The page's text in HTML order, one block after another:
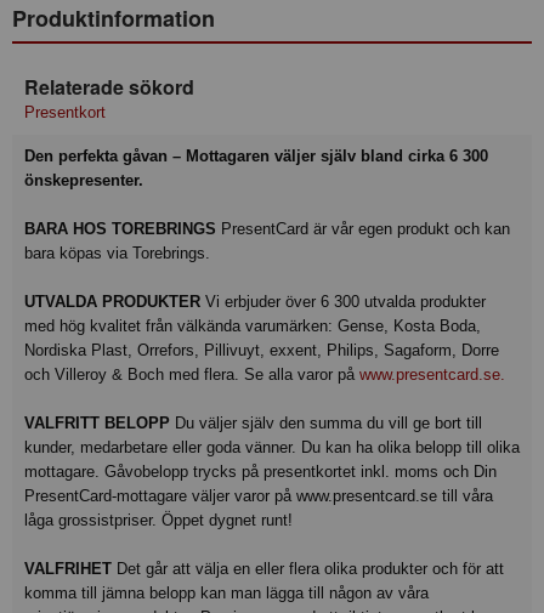
Produktinformation
Relaterade sökord
Presentkort
Den perfekta gåvan – Mottagaren väljer själv bland cirka 6 300
önskepresenter.
BARA HOS TOREBRINGS PresentCard är vår egen produkt och kan
bara köpas via Torebrings.
UTVALDA PRODUKTER Vi erbjuder över 6 300 utvalda produkter
med hög kvalitet från välkända varumärken: Gense, Kosta Boda,
Nordiska Plast, Orrefors, Pillivuyt, exxent, Philips, Sagaform, Dorre
och Villeroy & Boch med flera. Se alla varor på www.presentcard.se.
VALFRITT BELOPP Du väljer själv den summa du vill ge bort till
kunder, medarbetare eller goda vänner. Du kan ha olika belopp till olika
mottagare. Gåvobelopp trycks på presentkortet inkl. moms och Din
PresentCard-mottagare väljer varor på www.presentcard.se till våra
låga grossistpriser. Öppet dygnet runt!
VALFRIHET Det går att välja en eller flera olika produkter och för att
komma till jämna belopp kan man lägga till någon av våra